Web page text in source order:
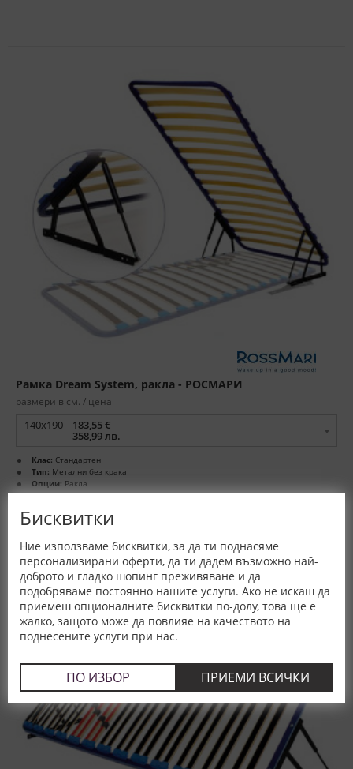
Бисквитки
Ние използваме бисквитки, за да ти поднасяме
персонализирани оферти, да ти дадем възможно най-
доброто и гладко шопинг преживяване и да
подобряваме постоянно нашите услуги. Ако не искаш да
приемеш опционалните бисквитки по-долу, това ще е
жалко, защото може да повлияе на качеството на
поднесените услуги при нас.
ПО ИЗБОР ПРИЕМИ ВСИЧКИ
Рамка Dream System, ракла - РОСМАРИ
размери в см. / цена
140x190 - 183,55 €
358,99 лв.
Клас: Стандартен
Тип: Метални без крака
Опции: Ракла
Гаранция:3 год.